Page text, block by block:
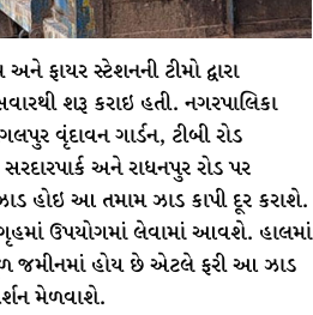
ફાયર સ્ટેશનની ટીમો દ્વારા
શરૂ કરાઇ હતી. નગરપાલિકા
વૃંદાવન ગાર્ડન, ટીબી રોડ
અને રાધનપુર રોડ પર
હોઇ આ તમામ ઝાડ કાપી દૂર કરાશે.
ઉપયોગમાં લેવામાં આવશે. હાલમાં
મૂળ જમીનમાં હોય છે એટલે ફરી આ ઝાડ
મેળવાશે.